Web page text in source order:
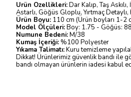
Ürün Özellikleri:Dar Kalıp, Taş
Astarlı, Göğüs Gloplu, Yırtmaç
Ürün Boyu: 110 cm (Ürün boyları 1-2
Model Ölçüleri:Boy: 1.75 - Göğüs:
Numune Bedeni:M/38
Kumaş İçeriği: %100 Polyester
Yıkama Talimatı:Kuru temizleme
Dikkat! Ürünlerimiz güvenlik bandı ile
bandı olmayan ürünlerin iadesi kabul